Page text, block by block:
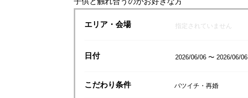
エリア・会場 指定されていません
日付 2026/06/06 〜 2026/06/06
こだわり条件 バツイチ・再婚